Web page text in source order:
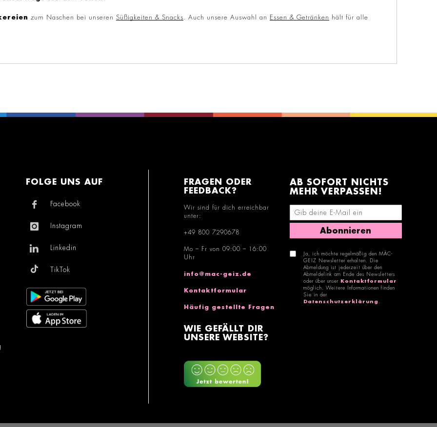
zum Naschen bei unseren Süßigkeiten & Snacks . Auch unsere Auswahl an Essen & Getränken
hält für alle
FOLGE UNS AUF
Facebook
Instagram
Linkedin
TikTok
FRAGEN ODER
FEEDBACK?
Wir sind für dich erreichbar
unter:
+49 800 7290678
Mo – Fr von 09:00 – 16:00
Uhr
info@mac-geiz.de
Kontaktformular
Häufig gestellte Fragen
WIE GEFÄLLT DIR
UNSERE WEBSITE?
AB SOFORT NICHTS
MEHR VERPASSEN!
E-Mail-Adresse eingeben
Abonnieren
Ja, ich möchte regelmäßig den MÄC-
GEIZ Newsletter erhalten. Die
Abmeldung ist jederzeit über den
Abmeldelink am Ende des Newsletters
oder über unser
Kontaktformular
möglich. Weitere Informationen finden
Sie in der
Datenschutzerklärung .